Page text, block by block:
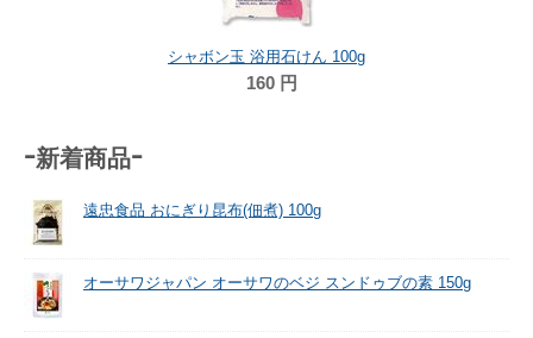
シャボン玉 浴用石けん 100g
160 円
-新着商品-
遠忠食品 おにぎり昆布(佃煮) 100g
オーサワジャパン オーサワのベジ スンドゥブの素 150g